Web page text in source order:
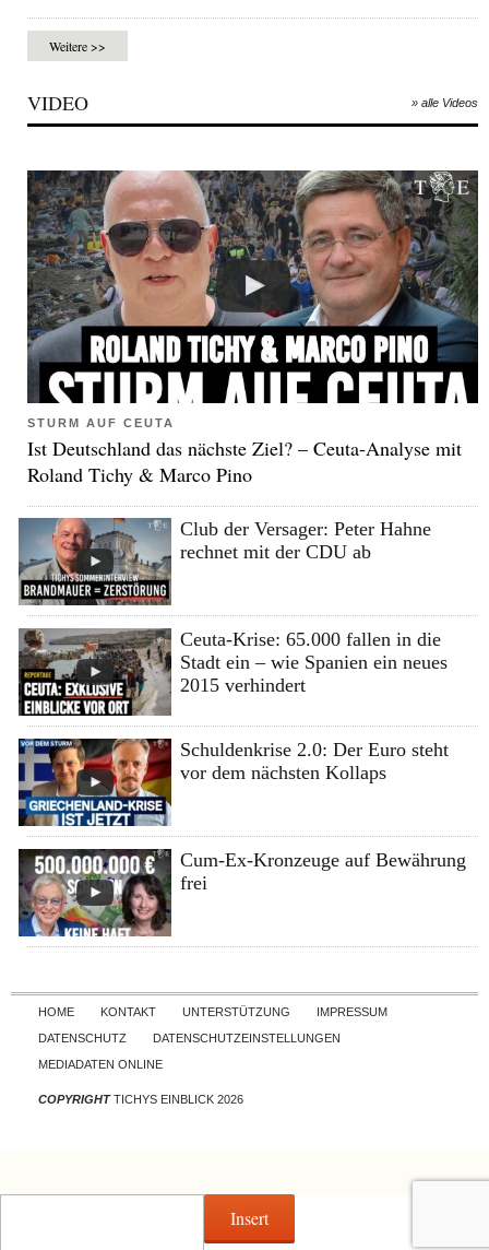
Weitere >>
VIDEO » alle Videos
STURM AUF CEUTA
Ist Deutschland das nächste Ziel? – Ceuta-Analyse mit
Roland Tichy & Marco Pino
Club der Versager: Peter Hahne
rechnet mit der CDU ab
Ceuta-Krise: 65.000 fallen in die
Stadt ein – wie Spanien ein neues
2015 verhindert
Schuldenkrise 2.0: Der Euro steht
vor dem nächsten Kollaps
Cum-Ex-Kronzeuge auf Bewährung
frei
Skip to content
HOME KONTAKT UNTERSTÜTZUNG
IMPRESSUM
DATENSCHUTZ
DATENSCHUTZEINSTELLUNGEN
MEDIADATEN ONLINE
COPYRIGHTTICHYS EINBLICK 2026
Insert